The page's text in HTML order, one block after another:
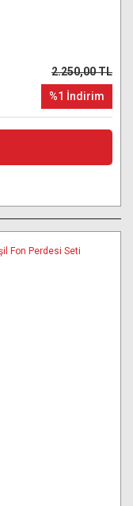
2.250,00 TL
%1 İndirim